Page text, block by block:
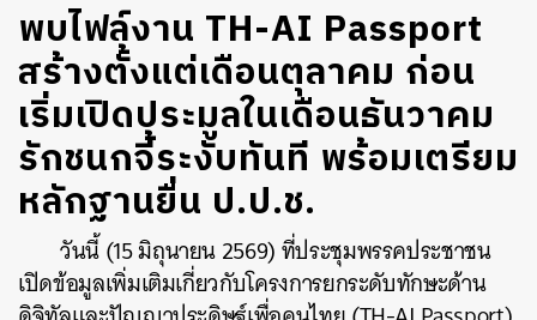
พบไฟล์งาน TH-AI Passport
สร้างตั้งแต่เดือนตุลาคม ก่อน
เริ่มเปิดประมูลในเดือนธันวาคม
รักชนกจี้ระงับทันที พร้อมเตรียม
หลักฐานยื่น ป.ป.ช.
วันนี้ (15 มิถุนายน 2569) ที่ประชุมพรรคประชาชน
เปิดข้อมูลเพิ่มเติมเกี่ยวกับโครงการยกระดับทักษะด้าน